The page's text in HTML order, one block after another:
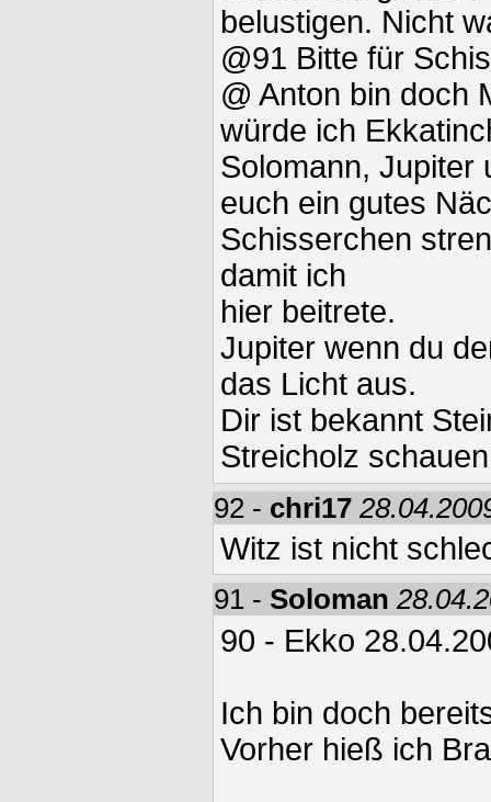
belustigen. Nicht
@91 Bitte für
@ Anton bin doch
würde ich
Solomann, Jupiter
euch ein gutes
Schisserchen
damit ich
hier beitrete.
Jupiter wenn du
das Licht aus.
Dir ist bekannt
Streicholz
92 - chri17
Witz ist nicht
91 - Soloman
90 - Ekko
Ich bin doch
Vorher hieß ich